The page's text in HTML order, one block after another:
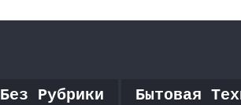
Без Рубрики Бытовая